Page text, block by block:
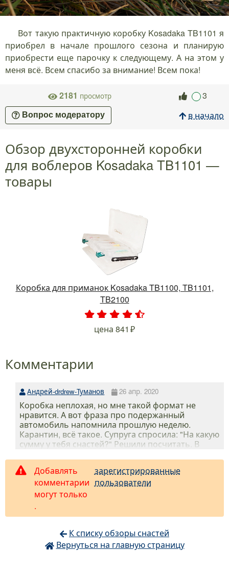
Вот такую практичную коробку Kosadaka TB1101 я
приобрел в начале прошлого сезона и планирую
приобрести еще парочку к следующему. А на этом у
меня всё. Всем спасибо за внимание! Всем пока!
2181 просмотр 3
Вопрос модератору в начало
Обзор двухсторонней коробки
для воблеров Kosadaka TB1101 —
товары
Коробка для приманок Kosadaka TB1100, TB1101,
TB2100
. .
цена 841
Комментарии
Андрей-drdrew-Туманов 26 апр. 2020
Коробка неплохая, но мне такой формат не
нравится. А вот фраза про подержанный
автомобиль напомнила прошлую неделю.
Карантин, всё такое. Супруга спросила: "На какую
сумму у тебя снастей?" Решили посчитать. В
почти миллион))) А ведь еще нужно!
Добавлять
комментарии
могут только
зарегистрированные
пользователи
.
К списку обзоры снастей
Вернуться на главную страницу